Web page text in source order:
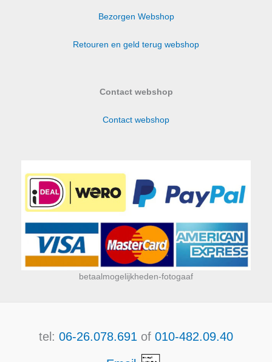
Bezorgen Webshop
Retouren en geld terug webshop
Contact webshop
Contact webshop
betaalmogelijkheden-fotogaaf
tel: 06-26.078.691 of 010-482.09.40